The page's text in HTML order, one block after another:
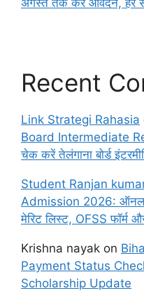
अगस्त तक करें आवेदन, हर
Recent
Link Strategi Rahasia
Board Intermediate
चेक करें तेलंगाना बोर्ड
Student Ranjan
Admission 2026:
मेरिट लिस्ट, OFSS फॉर्म
Krishna nayak on
Payment Status
Scholarship Update